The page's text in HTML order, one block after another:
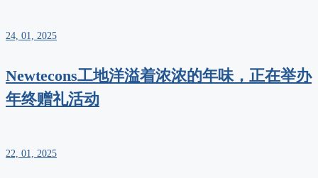
24, 01, 2025
Newtecons工地洋溢着浓浓的年味，正在举办
年终赠礼活动
22, 01, 2025